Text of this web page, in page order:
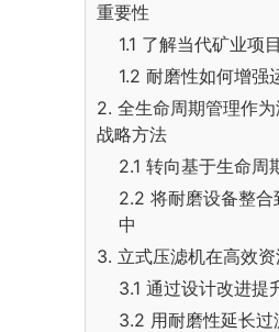
重要性
1.1 了解当代矿业项
1.2 耐磨性如何增强
2. 全生命周期管理作
战略方法
2.1 转向基于生命周
2.2 将耐磨设备整合
中
3. 立式压滤机在高效
3.1 通过设计改进提
3.2 用耐磨性延长